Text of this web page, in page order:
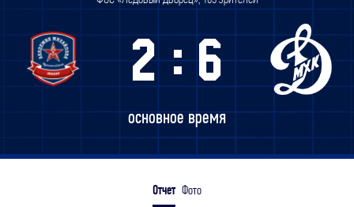
2 : 6
основное время
Отчет Фото